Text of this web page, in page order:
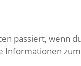
passiert, wenn